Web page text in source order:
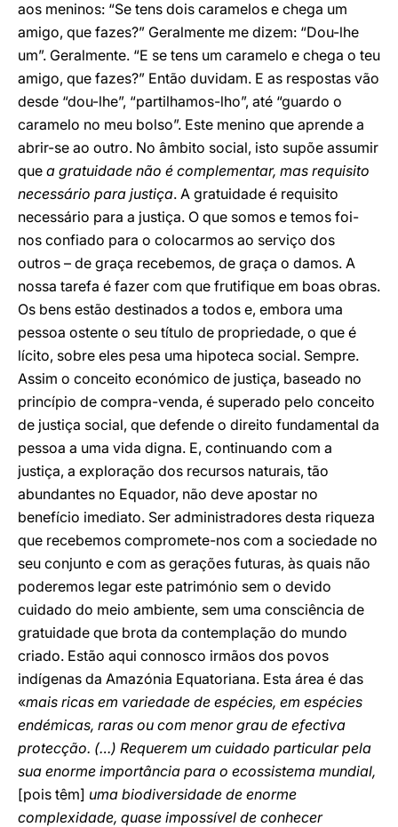
aos meninos: “Se tens dois caramelos e chega um
amigo, que fazes?” Geralmente me dizem: “Dou-lhe
um”. Geralmente. “E se tens um caramelo e chega o teu
amigo, que fazes?” Então duvidam. E as respostas vão
desde “dou-lhe”, “partilhamos-lho”, até “guardo o
caramelo no meu bolso”. Este menino que aprende a
abrir-se ao outro. No âmbito social, isto supõe assumir
que a gratuidade não é complementar, mas requisito
necessário para justiça. A gratuidade é requisito
necessário para a justiça. O que somos e temos foi-
nos confiado para o colocarmos ao serviço dos
outros – de graça recebemos, de graça o damos. A
nossa tarefa é fazer com que frutifique em boas obras.
Os bens estão destinados a todos e, embora uma
pessoa ostente o seu título de propriedade, o que é
lícito, sobre eles pesa uma hipoteca social. Sempre.
Assim o conceito económico de justiça, baseado no
princípio de compra-venda, é superado pelo conceito
de justiça social, que defende o direito fundamental da
pessoa a uma vida digna. E, continuando com a
justiça, a exploração dos recursos naturais, tão
abundantes no Equador, não deve apostar no
benefício imediato. Ser administradores desta riqueza
que recebemos compromete-nos com a sociedade no
seu conjunto e com as gerações futuras, às quais não
poderemos legar este património sem o devido
cuidado do meio ambiente, sem uma consciência de
gratuidade que brota da contemplação do mundo
criado. Estão aqui connosco irmãos dos povos
indígenas da Amazónia Equatoriana. Esta área é das
«mais ricas em variedade de espécies, em espécies
endémicas, raras ou com menor grau de efectiva
protecção. (…) Requerem um cuidado particular pela
sua enorme importância para o ecossistema mundial,
[pois têm] uma biodiversidade de enorme
complexidade, quase impossível de conhecer